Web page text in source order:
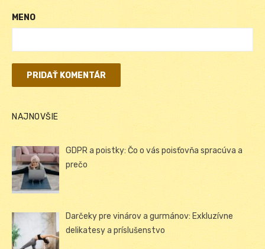
MENO
NAJNOVŠIE
GDPR a poistky: Čo o vás poisťovňa spracúva a
prečo
Darčeky pre vinárov a gurmánov: Exkluzívne
delikatesy a príslušenstvo